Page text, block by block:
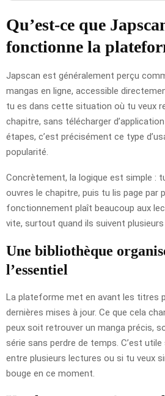
Qu’est-ce que
fonctionne la
Japscan est généralement perçu
mangas en ligne, accessible
tu es dans cette situation où tu veux
chapitre, sans télécharger
étapes, c’est précisément ce type
popularité.
Concrètement, la logique est simple :
ouvres le chapitre, puis tu lis page par
fonctionnement plaît beaucoup aux
vite, surtout quand ils suivent plusieurs
Une bibliothèque
l’essentiel
La plateforme met en avant les titres
dernières mises à jour. Ce que cela
peux soit retrouver un manga précis,
série sans perdre de temps. C’est
entre plusieurs lectures ou si tu veux
bouge en ce moment.